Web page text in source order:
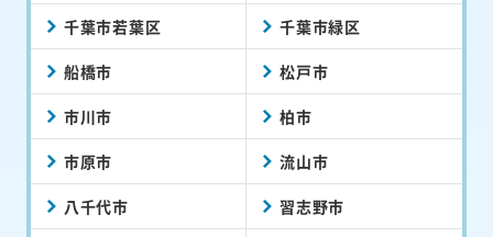
千葉市若葉区 千葉市緑区
船橋市 松戸市
市川市 柏市
市原市 流山市
八千代市 習志野市